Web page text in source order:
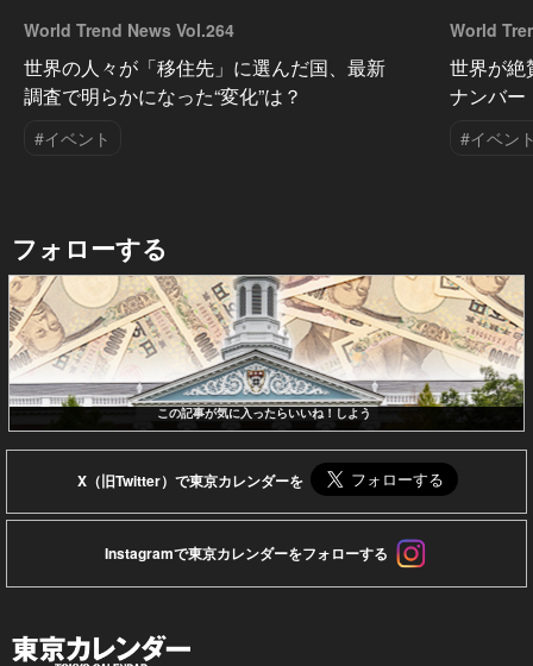
World Trend News Vol.264
世界の人々が「移住先」に選んだ国、最新
調査で明らかになった“変化”は？
#イベント
World
世界が絶
ナンバー
#イベン
フォローする
この記事が気に入ったらいいね！しよう
X（旧Twitter）で東京カレンダーを
Instagramで東京カレンダーをフォローする